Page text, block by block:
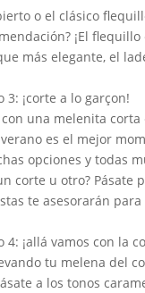
o el clásico
¡El flequillo
más elegante, el
3: ¡corte a lo garçon!
con una melenita corta
es el mejor
opciones y todas
corte u otro? Pásate
te asesorarán
4: ¡allá vamos con la
tu melena del
a los tonos